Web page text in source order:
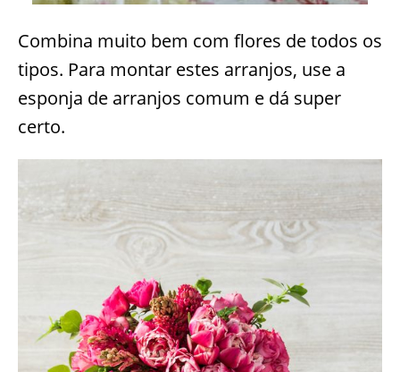
Combina muito bem com flores de todos os
tipos. Para montar estes arranjos, use a
esponja de arranjos comum e dá super
certo.